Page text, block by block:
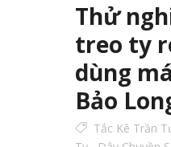
Thử
treo ty
dùng
Bảo
Tắc Kê Trần